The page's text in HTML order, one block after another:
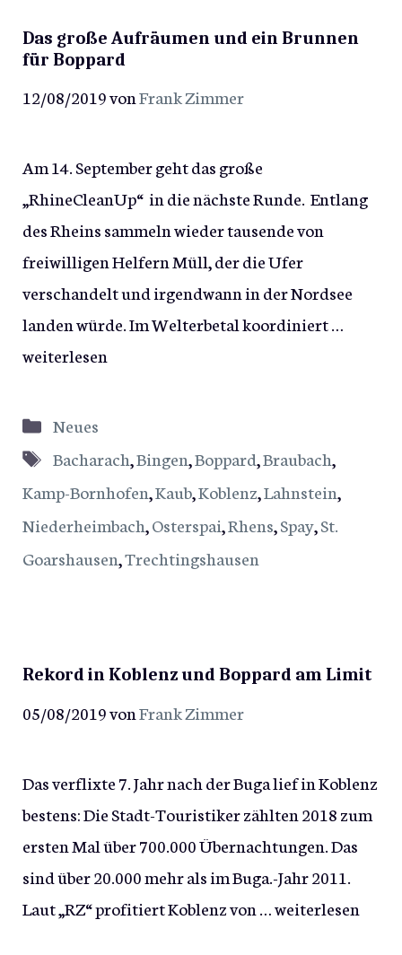
Das große Aufräumen und ein Brunnen
für Boppard
12/08/2019vonFrank Zimmer
Am 14. September geht das große
„RhineCleanUp“ in die nächste Runde. Entlang
des Rheins sammeln wieder tausende von
freiwilligen Helfern Müll, der die Ufer
verschandelt und irgendwann in der Nordsee
landen würde. Im Welterbetal koordiniert …
weiterlesen
Kategorien
Neues
Schlagwörter
Bacharach,Bingen,Boppard,Braubach,
Kamp-Bornhofen,Kaub,Koblenz,Lahnstein,
Niederheimbach,Osterspai,Rhens,Spay,St.
Goarshausen,Trechtingshausen
Rekord in Koblenz und Boppard am Limit
05/08/2019vonFrank Zimmer
Das verflixte 7. Jahr nach der Buga lief in Koblenz
bestens: Die Stadt-Touristiker zählten 2018 zum
ersten Mal über 700.000 Übernachtungen. Das
sind über 20.000 mehr als im Buga.-Jahr 2011.
Laut „RZ“ profitiert Koblenz von …weiterlesen